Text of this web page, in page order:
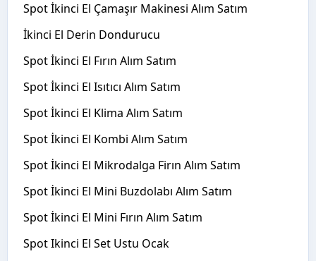
Spot İkinci El Çamaşır Makinesi Alım Satım
İkinci El Derin Dondurucu
Spot İkinci El Fırın Alım Satım
Spot İkinci El Isıtıcı Alım Satım
Spot İkinci El Klima Alım Satım
Spot İkinci El Kombi Alım Satım
Spot İkinci El Mikrodalga Firın Alım Satım
Spot İkinci El Mini Buzdolabı Alım Satım
Spot İkinci El Mini Fırın Alım Satım
Spot Ikinci El Set Ustu Ocak